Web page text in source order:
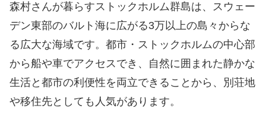
森村さんが暮らすストックホルム群島は、スウェー
デン東部のバルト海に広がる3万以上の島々からな
る広大な海域です。都市・ストックホルムの中心部
から船や車でアクセスでき、自然に囲まれた静かな
生活と都市の利便性を両立できることから、別荘地
や移住先としても人気があります。